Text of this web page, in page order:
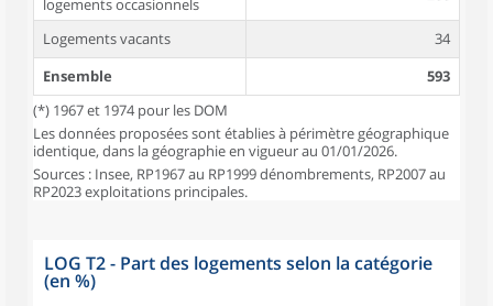
logements occasionnels
Logements vacants
34
Ensemble
593
(*) 1967 et 1974 pour les DOM
Les données proposées sont établies à périmètre géographique
identique, dans la géographie en vigueur au 01/01/2026.
Sources : Insee, RP1967 au RP1999 dénombrements, RP2007 au
RP2023 exploitations principales.
LOG T2 - Part des logements selon la catégorie
(en %)